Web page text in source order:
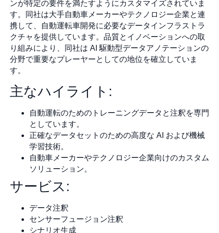
ンが特定の要件を満たすようにカスタマイズされていま
す。同社は大手自動車メーカーやテクノロジー企業と連
携して、自動運転車開発に必要なデータインフラストラ
クチャを提供しています。品質とイノベーションへの取
り組みにより、同社は AI 駆動型データアノテーションの
分野で重要なプレーヤーとしての地位を確立していま
す。
主なハイライト:
自動運転のためのトレーニングデータと注釈を専門
としています。
正確なデータセットのための高度な AI および機械
学習技術。
自動車メーカーやテクノロジー企業向けのカスタム
ソリューション。
サービス:
データ注釈
センサーフュージョン注釈
シナリオ生成